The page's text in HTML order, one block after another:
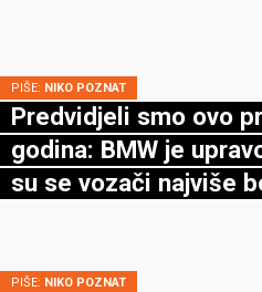
PIŠE: NIKO POZNAT
Predvidjeli smo ovo
godina: BMW je
su se vozači najviše
PIŠE: NIKO POZNAT